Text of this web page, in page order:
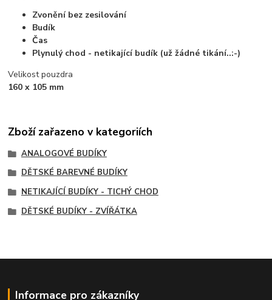
Zvonění bez zesilování
Budík
Čas
Plynulý chod - netikající budík (už žádné tikání..:-)
Velikost pouzdra
160 x 105 mm
Zboží zařazeno v kategoriích
ANALOGOVÉ BUDÍKY
DĚTSKÉ BAREVNÉ BUDÍKY
NETIKAJÍCÍ BUDÍKY - TICHÝ CHOD
DĚTSKÉ BUDÍKY - ZVÍŘÁTKA
Informace pro zákazníky